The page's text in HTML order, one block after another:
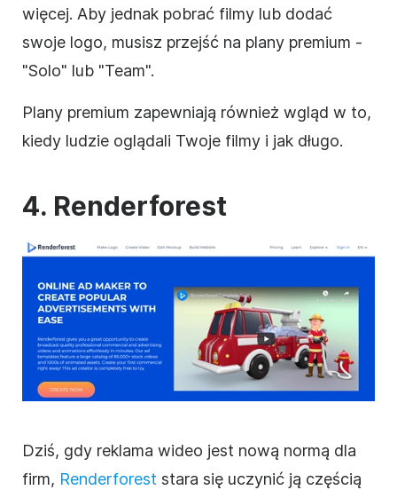
więcej. Aby jednak pobrać filmy lub dodać
swoje logo, musisz przejść na plany premium -
"Solo" lub "Team".
Plany premium zapewniają również wgląd w to,
kiedy ludzie oglądali Twoje filmy i jak długo.
4. Renderforest
Dziś, gdy reklama wideo jest nową normą dla
firm, Renderforest stara się uczynić ją częścią